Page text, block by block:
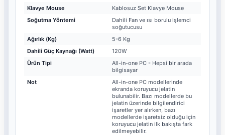
Klavye Mouse
Kablosuz Set Klavye Mouse
Soğutma Yöntemi
Dahili Fan ve ısı borulu işlemci
soğutucusu
Ağırlık (Kg)
5-6 Kg
Dahili Güç Kaynağı (Watt)
120W
Ürün Tipi
All-in-one PC - Hepsi bir arada
bilgisayar
Not
All-in-one PC modellerinde
ekranda koruyucu jelatin
bulunabilir. Bazı modellerde bu
jelatin üzerinde bilgilendirici
işaretler yer alırken, bazı
modellerde işaretsiz olduğu için
koruyucu jelatin ilk bakışta fark
edilmeyebilir.